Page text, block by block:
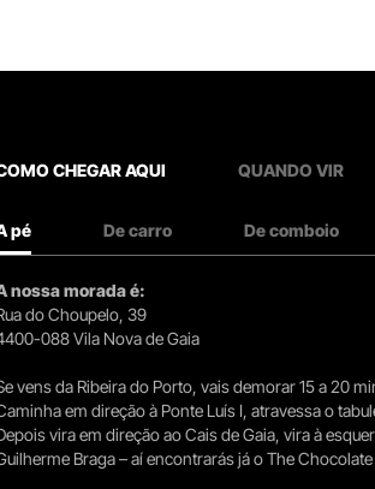
CHEGAR AQUI QUANDO VIR
pé De carro De comboio
nossa morada é:
do Choupelo, 39
088 Vila Nova de Gaia
vens da Ribeira do Porto, vais demorar 15 a 20
em direção à Ponte Luís I, atravessa o
vira em direção ao Cais de Gaia, vira à
Braga – aí encontrarás já o The